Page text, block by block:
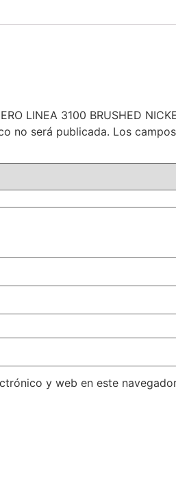
LINEA 3100 BRUSHED
no será publicada. Los
y web en este